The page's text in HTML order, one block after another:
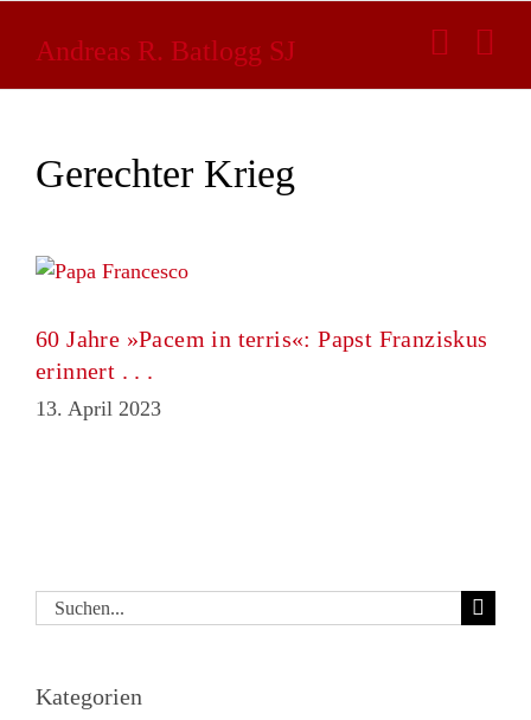
InhaltAndreas R. Batlogg SJ
Gerechter Krieg
60 Jahre »Pacem in terris«: Papst Franziskus
erinnert . . .
13. April 2023
Suche
Kategorien